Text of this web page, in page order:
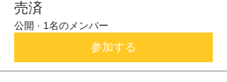
売済
公開 · 1名のメンバー
参加する